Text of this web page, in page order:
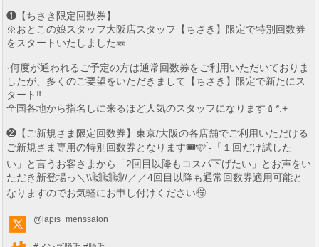
❶【ちさき限定回数券】
※おとこの娘スタッフ大阪店スタッフ【ちさき】限定で特別回数券
をスタートいたしました🎫 .
·何度が通われるご予定の方は通常回数券をご利用いただいておりま
したが、多くのご要望をいただきまして【ちさき】限定で新たにス
タート‼️
全国各地から指名しに来るほど人気のスタッフになります💄*.+
❷【ご新規さま限定回数券】東京/大阪の各店舗でご利用いただける
ご新規さま専用の特別回数券となります🎟🩵 ̖́-‬「１回だけ試した
い」と言うお客さまから「2回目以降もコスパ下げたい」とお声をい
ただき新登場っ＼\\🙌🙌🙌//／／4回目以降も通常回数券適用可能と
なりますのでお気軽にお申し付けください🉐
@lapis_menssalon